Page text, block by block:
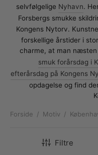
selvfølgelige Nyhavn.
Forsbergs smukke
Kongens Nytorv.
forskellige årstider i
charme, at man
smuk forårsdag i
efterårsdag på Kongens
opdagelse og find
Forside / Motiv /
Filtre
Plakater
plakater
i pastelfarver
plakater
til badeværelset
til sommerhuset
plakater
plakater
med kvinder